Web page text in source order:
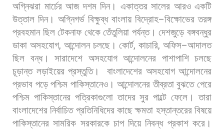
অগ্নিঝরা মার্চের আজ দশম দিন। একাত্তর সালের আরও একটি
উত্তাল দিন। অগ্নিগর্ভ বিক্ষুব্ধ বাংলায় বিদ্রোহ–বিক্ষোভের তরঙ্গ
প্রবহমান ছিল টেকনাফ থেকে তেঁতুলিয়া পর্যন্ত। দেশজুড়ে বঙ্গবন্ধুর
ডাকা অসহযোগ, আন্দোলন চলছে। কোর্ট,কাচারি,অফিস–আদালত
ছিল বন্ধ। সারাদেশে অসহযোগ আন্দোলনের পাশাপাশি চলছে
চূড়ান্ত লড়াইয়ের প্রস্তুতি। বাংলাদেশের অসহযোগ আন্দোলনের
প্রভাব পড়ে পশ্চিম পাকিস্তানেও। আন্দোলনের তীব্রতা বুঝতে পেরে
পশ্চিম পাকিস্তানের পত্রিকাগুলো তাদের সুর পাল্টে ফেলে।
তারা
বাংলাদেশের নির্বাচিত প্রতিনিধিদের কাছে ক্ষমতা হস্তান্তরের বিষয়ে
পাকিস্তানের সামরিক সরকারকে চাপ দিয়ে নিবন্ধ প্রকাশ করে।